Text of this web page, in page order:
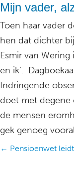
Mijn vader,
Toen haar vader
hen dat dichter
Esmir van Wering
en ik’.
Indringende
doet met degene
de mensen
gek genoeg
Posts
← Pensioenwet